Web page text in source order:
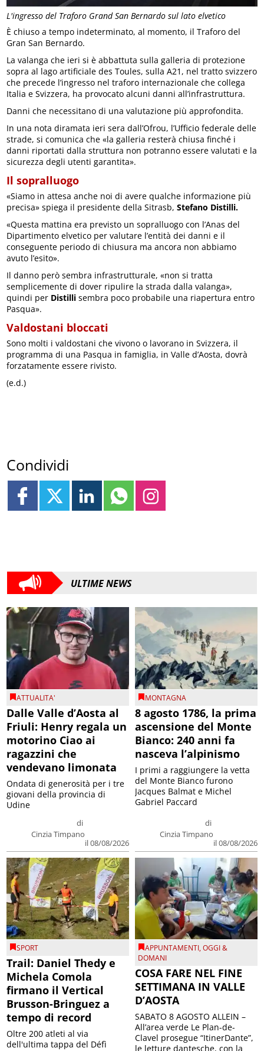
L'ingresso del Traforo Grand San Bernardo sul lato elvetico
È chiuso a tempo indeterminato, al momento, il Traforo del
Gran San Bernardo.
La valanga che ieri si è abbattuta sulla galleria di protezione
sopra al lago artificiale des Toules, sulla A21, nel tratto svizzero
che precede l’ingresso nel traforo internazionale che collega
Italia e Svizzera, ha provocato alcuni danni all’infrastruttura.
Danni che necessitano di una valutazione più approfondita.
In una nota diramata ieri sera dall’Ofrou, l’Ufficio federale delle
strade, si comunica che «la galleria resterà chiusa finché i
danni riportati dalla struttura non potranno essere valutati e la
sicurezza degli utenti garantita».
Il sopralluogo
«Siamo in attesa anche noi di avere qualche informazione più
precisa» spiega il presidente della Sitrasb,Stefano Distilli.
«Questa mattina era previsto un sopralluogo con l’Anas del
Dipartimento elvetico per valutare l’entità dei danni e il
conseguente periodo di chiusura ma ancora non abbiamo
avuto l’esito».
Il danno però sembra infrastrutturale, «non si tratta
semplicemente di dover ripulire la strada dalla valanga»,
quindi per Distilli sembra poco probabile una riapertura entro
Pasqua».
Valdostani bloccati
Sono molti i valdostani che vivono o lavorano in Svizzera, il
programma di una Pasqua in famiglia, in Valle d’Aosta, dovrà
forzatamente essere rivisto.
(e.d.)
Condividi
ULTIME NEWS
ATTUALITA'
Dalle Valle d’Aosta al
Friuli: Henry regala un
motorino Ciao ai
ragazzini che
vendevano limonata
di
Cinzia Timpano
il 08/08/2026
Ondata di generosità per i tre
giovani della provincia di
Udine
MONTAGNA
8 agosto 1786, la prima
ascensione del Monte
Bianco: 240 anni fa
nasceva l’alpinismo
di
Cinzia Timpano
il 08/08/2026
I primi a raggiungere la vetta
del Monte Bianco furono
Jacques Balmat e Michel
Gabriel Paccard
SPORT
Trail: Daniel Thedy e
Michela Comola
firmano il Vertical
Brusson-Bringuez a
tempo di record
Oltre 200 atleti al via
dell'ultima tappa del Défì
APPUNTAMENTI,OGGI &
DOMANI
COSA FARE NEL FINE
SETTIMANA IN VALLE
D’AOSTA
SABATO 8 AGOSTO ALLEIN –
All’area verde Le Plan-de-
Clavel prosegue “ItinerDante”,
le letture dantesche, con la